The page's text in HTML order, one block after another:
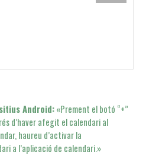
Android:«Prement el botó “+”
d’haver afegit el calendari al
haureu d’activar la
a l’aplicació de calendari.»